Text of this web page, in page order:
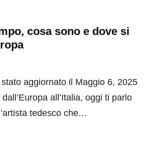
cosa sono e dove si
aggiornato il Maggio 6, 2025
all’Italia, oggi ti parlo
tedesco che…